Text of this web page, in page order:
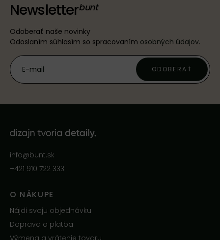
Newsletter
Odoberať naše novinky
Odoslaním súhlasím so spracovaním osobných údajov.
ODOBERAŤ
info@bunt.sk
+421 910 722 333
O NÁKUPE
Nájdi svoju objednávku
Doprava a platba
Výmena a vrátenie tovaru